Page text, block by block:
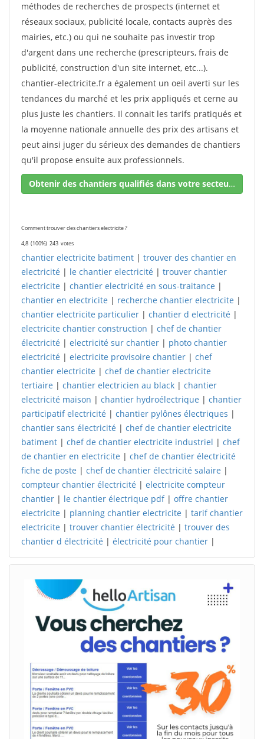
méthodes de recherches de prospects (internet et
réseaux sociaux, publicité locale, contacts auprès des
mairies, etc.) ou qui ne souhaite pas investir trop
d'argent dans une recherche (prescripteurs, frais de
publicité, construction d'un site internet, etc...).
chantier-electricite.fr a également un oeil averti sur les
tendances du marché et les prix appliqués et cerne au
plus juste les chantiers. Il connait les tarifs pratiqués et
la moyenne nationale annuelle des prix des artisans et
peut ainsi juger du sérieux des demandes de chantiers
qu'il propose ensuite aux professionnels.
Obtenir des chantiers qualifiés dans votre secteur !
Comment trouver des chantiers electricite ?
4,8 (100%) 243 votes
chantier electricite batiment | trouver des chantier en
electricité | le chantier electricité | trouver chantier
electricite | chantier electricité en sous-traitance |
chantier en electricite | recherche chantier electricite |
chantier electricite particulier | chantier d electricité |
electricite chantier construction | chef de chantier
électricité | electricité sur chantier | photo chantier
electricité | electricite provisoire chantier | chef
chantier electricite | chef de chantier electricite
tertiaire | chantier electricien au black | chantier
electricité maison | chantier hydroélectrique | chantier
participatif electricité | chantier pylônes électriques |
chantier sans électricité | chef de chantier electricite
batiment | chef de chantier electricite industriel | chef
de chantier en electricite | chef de chantier électricité
fiche de poste | chef de chantier électricité salaire |
compteur chantier électricité | electricite compteur
chantier | le chantier électrique pdf| offre chantier
electricite | planning chantier electricite | tarif chantier
electricite | trouver chantier électricité | trouver des
chantier d électricité | électricité pour chantier |